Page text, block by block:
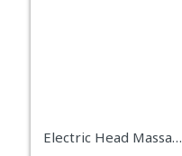
Electric Head Massager